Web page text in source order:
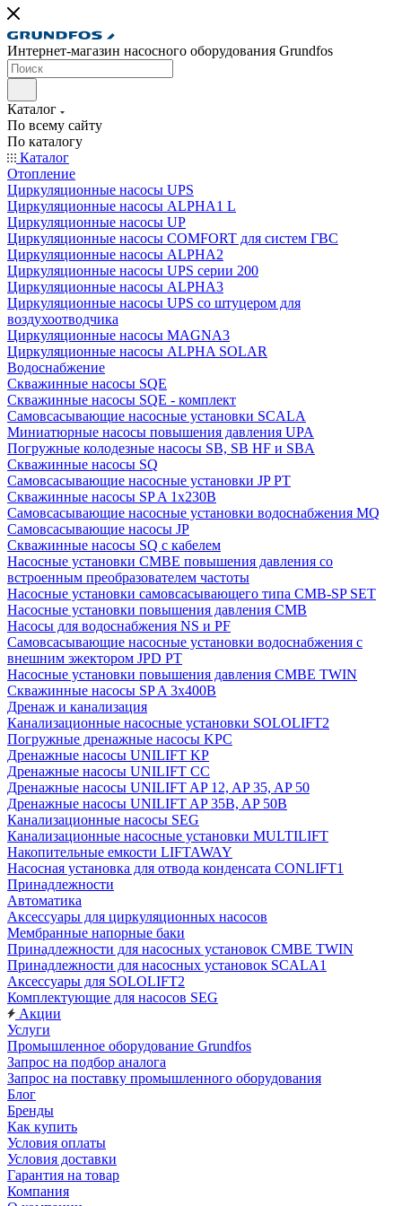
Интернет-магазин насосного оборудования Grundfos
Каталог
По всему сайту
По каталогу
Каталог
Отопление
Циркуляционные насосы UPS
Циркуляционные насосы ALPHA1 L
Циркуляционные насосы UP
Циркуляционные насосы COMFORT для систем ГВС
Циркуляционные насосы ALPHA2
Циркуляционные насосы UPS серии 200
Циркуляционные насосы ALPHA3
Циркуляционные насосы UPS со штуцером для
воздухоотводчика
Циркуляционные насосы MAGNA3
Циркуляционные насосы ALPHA SOLAR
Водоснабжение
Скважинные насосы SQE
Скважинные насосы SQE - комплект
Cамовсасывающие насосные установки SCALA
Миниатюрные насосы повышения давления UPA
Погружные колодезные насосы SB, SB HF и SBA
Скважинные насосы SQ
Самовсасывающие насосные установки JP PT
Скважинные насосы SP A 1x230В
Самовсасывающие насосные установки водоснабжения MQ
Самовсасывающие насосы JP
Скважинные насосы SQ с кабелем
Насосные установки CMBE повышения давления со
встроенным преобразователем частоты
Насосные установки самовсасывающего типа CMB-SP SET
Насосные установки повышения давления CMB
Насосы для водоснабжения NS и PF
Самовсасывающие насосные установки водоснабжения с
внешним эжектором JPD PT
Насосные установки повышения давления CMBE TWIN
Скважинные насосы SP A 3x400В
Дренаж и канализация
Канализационные насосные установки SOLOLIFT2
Погружные дренажные насосы KPC
Дренажные насосы UNILIFT KP
Дренажные насосы UNILIFT CC
Дренажные насосы UNILIFT AP 12, AP 35, AP 50
Дренажные насосы UNILIFT AP 35B, AP 50B
Канализационные насосы SEG
Канализационные насосные установки MULTILIFT
Накопительные емкости LIFTAWAY
Насосная установка для отвода конденсата CONLIFT1
Принадлежности
Автоматика
Аксессуары для циркуляционных насосов
Мембранные напорные баки
Принадлежности для насосных установок CMBE TWIN
Принадлежности для насосных установок SCALA1
Аксессуары для SOLOLIFT2
Комплектующие для насосов SEG
Акции
Услуги
Промышленное оборудование Grundfos
Запрос на подбор аналога
Запрос на поставку промышленного оборудования
Блог
Бренды
Как купить
Условия оплаты
Условия доставки
Гарантия на товар
Компания